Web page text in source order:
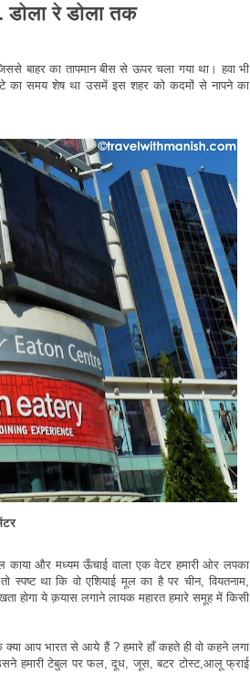
डोला रे डोला तक
बाहर का तापमान बीस से ऊपर चला गया था। हवा भी
का समय शेष था उसमें इस शहर को कदमों से नापने का
और मध्यम ऊँचाई वाला एक वेटर हमारी ओर लपका
स्पष्ट था कि वो एशियाई मूल का है पर चीन, वियतनाम,
होगा ये क़यास लगाने लायक महारत हमारे समूह में किसी
आप भारत से आये हैं ? हमारे हाँ कहते ही वो कहने लगा
हमारी टेबुल पर फल, दूध, जूस, बटर टोस्ट,आलू फ्राई